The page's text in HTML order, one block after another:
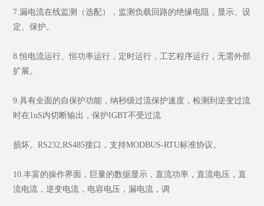
7.漏电流在线监测（选配），监测负载回路的绝缘电阻，显示、设
定、保护。
8.恒电流运行、恒功率运行，定时运行，工艺程序运行，无需外部
扩展。
9.具有全面的自保护功能，纳秒级过流保护速度，检测到逆变过流
时在1uS内切断输出，保护IGBT不受过流
损坏。RS232,RS485接口，支持MODBUS-RTU标准协议。
10.丰富的操作界面，巨量的数据显示，直流功率，直流电压，直
流电流，逆变电流，电容电压，漏电流，调